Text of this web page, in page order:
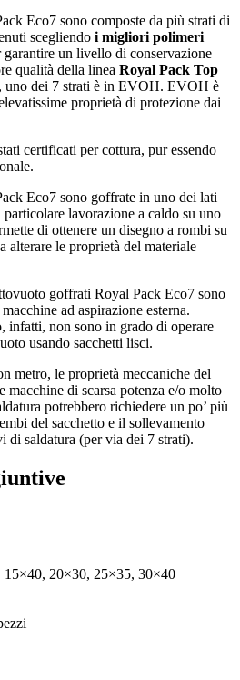
Eco7 sono composte da più strati di
scegliendo i migliori polimeri
garantire un livello di conservazione
qualità della linea Royal Pack Top
, uno dei 7 strati è in EVOH. EVOH è
proprietà di protezione dai
certificati per cottura, pur essendo
Eco7 sono goffrate in uno dei lati
particolare lavorazione a caldo su uno
di ottenere un disegno a rombi su
alterare le proprietà del materiale
goffrati Royal Pack Eco7 sono
ad aspirazione esterna.
infatti, non sono in grado di operare
usando sacchetti lisci.
metro, le proprietà meccaniche del
di scarsa potenza e/o molto
potrebbero richiedere un po’ più
del sacchetto e il sollevamento
di saldatura (per via dei 7 strati).
15×40, 20×30, 25×35, 30×40